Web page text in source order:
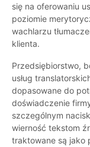
się na oferowaniu
poziomie
wachlarzu
klienta.
Przedsiębiorstwo,
usług
dopasowane do
doświadczenie
szczególnym
wierność tekstom
traktowane są jako